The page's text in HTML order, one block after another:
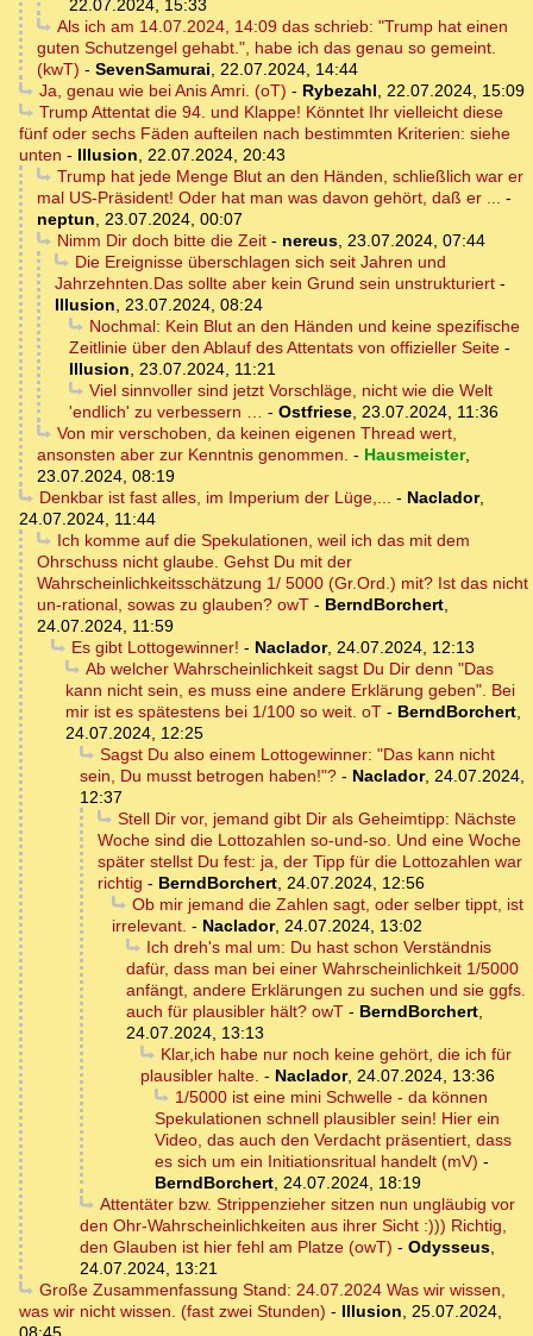
22.07.2024, 15:33
Als ich am 14.07.2024, 14:09 das schrieb: "Trump hat einen
guten Schutzengel gehabt.", habe ich das genau so gemeint.
(kwT) - SevenSamurai, 22.07.2024, 14:44
Ja, genau wie bei Anis Amri. (oT) - Rybezahl, 22.07.2024, 15:09
Trump Attentat die 94. und Klappe! Könntet Ihr vielleicht diese
fünf oder sechs Fäden aufteilen nach bestimmten Kriterien: siehe
unten - Illusion, 22.07.2024, 20:43
Trump hat jede Menge Blut an den Händen, schließlich war er
mal US-Präsident! Oder hat man was davon gehört, daß er ... -
neptun, 23.07.2024, 00:07
Nimm Dir doch bitte die Zeit- nereus, 23.07.2024, 07:44
Die Ereignisse überschlagen sich seit Jahren und
Jahrzehnten.Das sollte aber kein Grund sein unstrukturiert -
Illusion, 23.07.2024, 08:24
Nochmal: Kein Blut an den Händen und keine spezifische
Zeitlinie über den Ablauf des Attentats von offizieller Seite -
Illusion, 23.07.2024, 11:21
Viel sinnvoller sind jetzt Vorschläge, nicht wie die Welt
'endlich' zu verbessern … - Ostfriese, 23.07.2024, 11:36
Von mir verschoben, da keinen eigenen Thread wert,
ansonsten aber zur Kenntnis genommen. - Hausmeister,
23.07.2024, 08:19
Denkbar ist fast alles, im Imperium der Lüge,... - Naclador,
24.07.2024, 11:44
Ich komme auf die Spekulationen, weil ich das mit dem
Ohrschuss nicht glaube. Gehst Du mit der
Wahrscheinlichkeitsschätzung 1/ 5000 (Gr.Ord.) mit? Ist das nicht
un-rational, sowas zu glauben? owT - BerndBorchert,
24.07.2024, 11:59
Es gibt Lottogewinner! - Naclador, 24.07.2024, 12:13
Ab welcher Wahrscheinlichkeit sagst Du Dir denn "Das
kann nicht sein, es muss eine andere Erklärung geben". Bei
mir ist es spätestens bei 1/100 so weit. oT - BerndBorchert,
24.07.2024, 12:25
Sagst Du also einem Lottogewinner: "Das kann nicht
sein, Du musst betrogen haben!"? - Naclador, 24.07.2024,
12:37
Stell Dir vor, jemand gibt Dir als Geheimtipp: Nächste
Woche sind die Lottozahlen so-und-so. Und eine Woche
später stellst Du fest: ja, der Tipp für die Lottozahlen war
richtig - BerndBorchert, 24.07.2024, 12:56
Ob mir jemand die Zahlen sagt, oder selber tippt, ist
irrelevant. - Naclador, 24.07.2024, 13:02
Ich dreh's mal um: Du hast schon Verständnis
dafür, dass man bei einer Wahrscheinlichkeit 1/5000
anfängt, andere Erklärungen zu suchen und sie ggfs.
auch für plausibler hält? owT - BerndBorchert,
24.07.2024, 13:13
Klar,ich habe nur noch keine gehört, die ich für
plausibler halte. - Naclador, 24.07.2024, 13:36
1/5000 ist eine mini Schwelle - da können
Spekulationen schnell plausibler sein! Hier ein
Video, das auch den Verdacht präsentiert, dass
es sich um ein Initiationsritual handelt (mV) -
BerndBorchert, 24.07.2024, 18:19
Attentäter bzw. Strippenzieher sitzen nun ungläubig vor
den Ohr-Wahrscheinlichkeiten aus ihrer Sicht :))) Richtig,
den Glauben ist hier fehl am Platze (owT) - Odysseus,
24.07.2024, 13:21
Große Zusammenfassung Stand: 24.07.2024 Was wir wissen,
was wir nicht wissen. (fast zwei Stunden) - Illusion, 25.07.2024,